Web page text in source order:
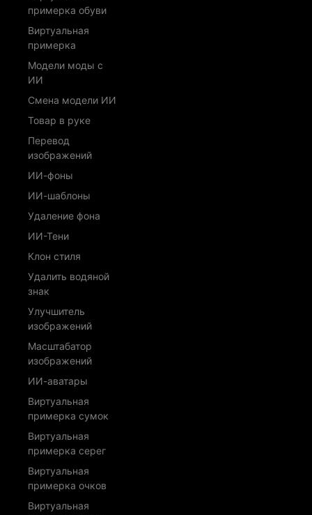
примерка обуви
Виртуальная
примерка
Модели моды с
ИИ
Смена модели ИИ
Товар в руке
Перевод
изображений
ИИ-фоны
ИИ-шаблоны
Удаление фона
ИИ-Тени
Клон стиля
Удалить водяной
знак
Улучшитель
изображений
Масштабатор
изображений
ИИ-аватары
Виртуальная
примерка сумок
Виртуальная
примерка серег
Виртуальная
примерка очков
Виртуальная